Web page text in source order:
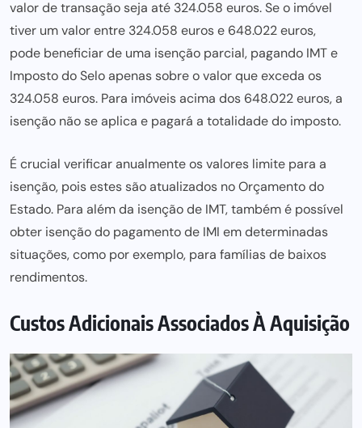
valor de transação seja até 324.058 euros. Se o imóvel
tiver um valor entre 324.058 euros e 648.022 euros,
pode beneficiar de uma isenção parcial, pagando IMT e
Imposto do Selo apenas sobre o valor que exceda os
324.058 euros. Para imóveis acima dos 648.022 euros, a
isenção não se aplica e pagará a totalidade do imposto.
É crucial verificar anualmente os valores limite para a
isenção, pois estes são atualizados no Orçamento do
Estado. Para além da isenção de IMT, também é possível
obter isenção do pagamento de IMI em determinadas
situações, como por exemplo, para famílias de baixos
rendimentos.
Custos Adicionais Associados À Aquisição